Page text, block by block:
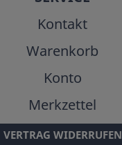
Kontakt
Warenkorb
Konto
Merkzettel
VERTRAG WIDERRUFEN